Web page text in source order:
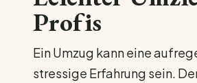
Profis
Ein Umzug kann eine
stressige Erfahrung sein.